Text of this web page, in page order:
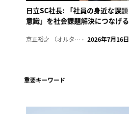
日立SC社長: 「社員の身近な課題
意識」を社会課題解決につなげる
京正裕之 （オルタナ副編集長） 2026年7月16日
重要キーワード